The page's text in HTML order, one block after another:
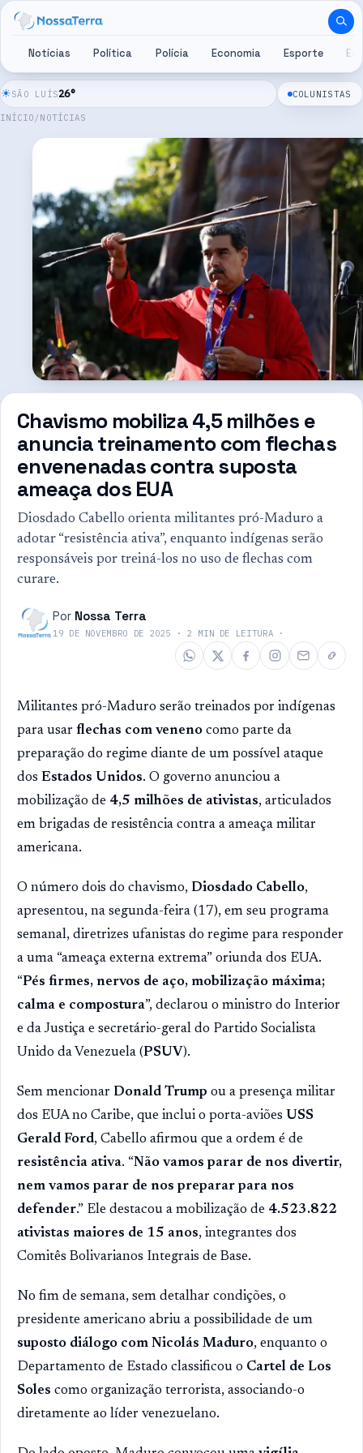
Pular para o conteúdo
Notícias Política Polícia Economia Esporte
☀SÃO LUÍS26° COLUNISTAS
INÍCIO / NOTÍCIAS
Chavismo mobiliza 4,5 milhões e
anuncia treinamento com flechas
envenenadas contra suposta
ameaça dos EUA
Diosdado Cabello orienta militantes pró-Maduro a
adotar “resistência ativa”, enquanto indígenas serão
responsáveis por treiná-los no uso de flechas com
curare.
Por Nossa Terra
19 DE NOVEMBRO DE 2025 ·2 MIN DE LEITURA ·
Militantes pró-Maduro serão treinados por indígenas
para usar flechas com veneno como parte da
preparação do regime diante de um possível ataque
dos Estados Unidos. O governo anunciou a
mobilização de 4,5 milhões de ativistas, articulados
em brigadas de resistência contra a ameaça militar
americana.
O número dois do chavismo, Diosdado Cabello,
apresentou, na segunda-feira (17), em seu programa
semanal, diretrizes ufanistas do regime para responder
a uma “ameaça externa extrema” oriunda dos EUA.
“Pés firmes, nervos de aço, mobilização máxima;
calma e compostura”, declarou o ministro do Interior
e da Justiça e secretário-geral do Partido Socialista
Unido da Venezuela (PSUV).
Sem mencionar Donald Trump ou a presença militar
dos EUA no Caribe, que inclui o porta-aviões USS
Gerald Ford, Cabello afirmou que a ordem é de
resistência ativa. “Não vamos parar de nos divertir,
nem vamos parar de nos preparar para nos
defender.” Ele destacou a mobilização de 4.523.822
ativistas maiores de 15 anos, integrantes dos
Comitês Bolivarianos Integrais de Base.
No fim de semana, sem detalhar condições, o
presidente americano abriu a possibilidade de um
suposto diálogo com Nicolás Maduro, enquanto o
Departamento de Estado classificou o Cartel de Los
Soles como organização terrorista, associando-o
diretamente ao líder venezuelano.